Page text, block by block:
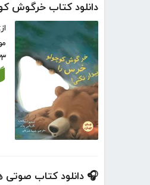
دانلود کتاب خرگوش
از:
۳۳
🎧 دانلود کتاب صوتی